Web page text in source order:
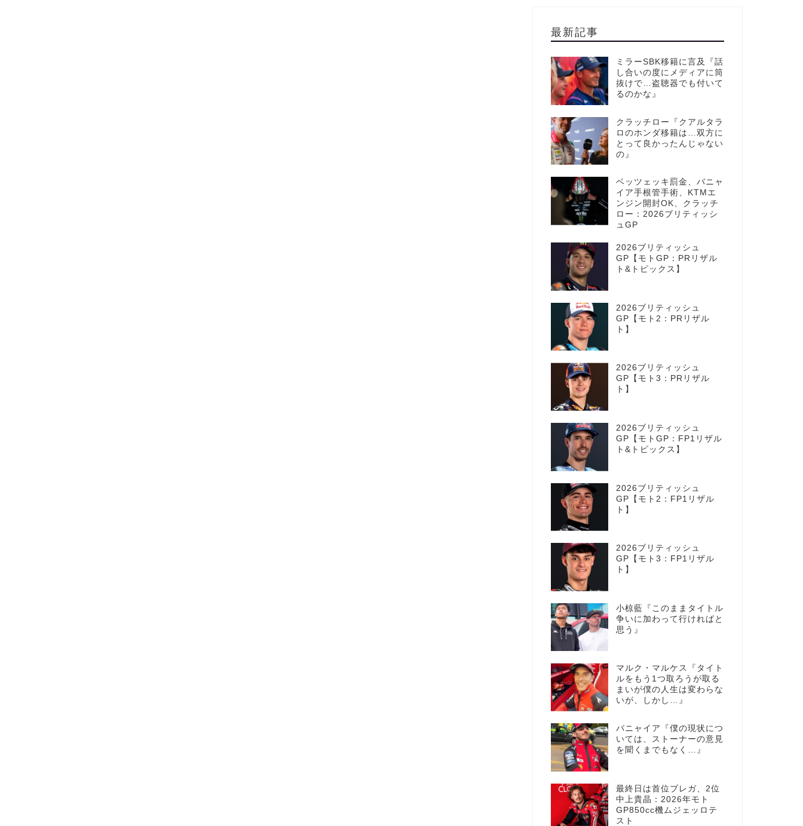
最新記事
ミラーSBK移籍に言及『話
し合いの度にメディアに筒
抜けで…盗聴器でも付いて
るのかな』
クラッチロー『クアルタラ
ロのホンダ移籍は…双方に
とって良かったんじゃない
の』
ベッツェッキ罰金、バニャ
イア手根管手術、KTMエ
ンジン開封OK、クラッチ
ロー：2026ブリティッシ
ュGP
2026ブリティッシュ
GP【モトGP：PRリザル
ト&トピックス】
2026ブリティッシュ
GP【モト2：PRリザル
ト】
2026ブリティッシュ
GP【モト3：PRリザル
ト】
2026ブリティッシュ
GP【モトGP：FP1リザル
ト&トピックス】
2026ブリティッシュ
GP【モト2：FP1リザル
ト】
2026ブリティッシュ
GP【モト3：FP1リザル
ト】
小椋藍『このままタイトル
争いに加わって行ければと
思う』
マルク・マルケス『タイト
ルをもう1つ取ろうが取る
まいが僕の人生は変わらな
いが、しかし…』
バニャイア『僕の現状につ
いては、ストーナーの意見
を聞くまでもなく…』
最終日は首位ブレガ、2位
中上貴晶：2026年モト
GP850cc機ムジェッロテ
スト